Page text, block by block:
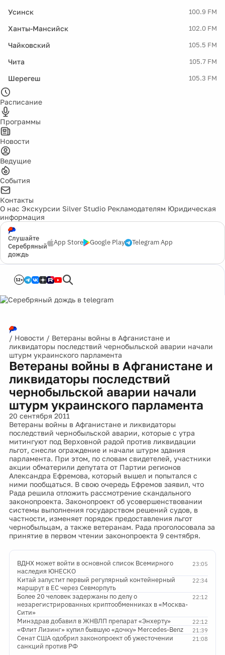
Усинск 100.9 FM
Ханты-Мансийск 102.0 FM
Чайковский 105.5 FM
Чита 105.7 FM
Шерегеш 105.3 FM
Расписание
Программы
Новости
Ведущие
События
Контакты
О нас Экскурсии Silver Studio Рекламодателям Юридическая
информация
Слушайте
Серебряный
дождь
App Store Google Play Telegram App
12+
/ Новости / Ветераны войны в Афганистане и
ликвидаторы последствий чернобыльской аварии начали
штурм украинского парламента
Ветераны войны в Афганистане и
ликвидаторы последствий
чернобыльской аварии начали
штурм украинского парламента
20 сентября 2011
Ветераны войны в Афганистане и ликвидаторы
последствий чернобыльской аварии, которые с утра
митингуют под Верховной радой против ликвидации
льгот, снесли ограждение и начали штурм здания
парламента. При этом, по словам свидетелей, участники
акции обматерили депутата от Партии регионов
Александра Ефремова, который вышел и попытался с
ними пообщаться. В свою очередь Ефремов заявил, что
Рада решила отложить рассмотрение скандального
законопроекта. Законопроект об усовершенствовании
системы выполнения государством решений судов, в
частности, изменяет порядок предоставления льгот
чернобыльцам, а также ветеранам. Рада проголосовала за
принятие в первом чтении законопроекта 9 сентября.
23:05
ВДНХ может войти в основной список Всемирного
наследия ЮНЕСКО
22:34
Китай запустит первый регулярный контейнерный
маршрут в ЕС через Севморпуть
22:12
Более 20 человек задержаны по делу о
незарегистрированных криптообменниках в «Москва-
Сити»
22:12
Минздрав добавил в ЖНВЛП препарат «Энхерту»
21:39
«Флит Лизинг» купил бывшую «дочку» Mercedes-Benz
21:08
Сенат США одобрил законопроект об ужесточении
санкций против РФ